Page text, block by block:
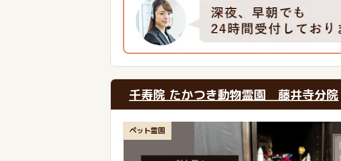
千寿院 たかつき動物霊園 藤井寺分院
ペット霊園